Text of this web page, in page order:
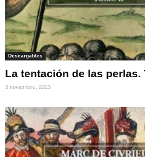
Descargables
La tentación de las perlas.
3 noviembre, 2023